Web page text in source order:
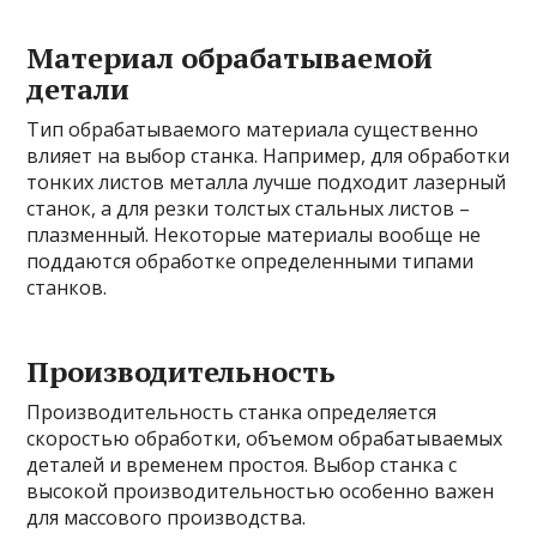
Материал обрабатываемой
детали
Тип обрабатываемого материала существенно
влияет на выбор станка. Например, для обработки
тонких листов металла лучше подходит лазерный
станок, а для резки толстых стальных листов –
плазменный. Некоторые материалы вообще не
поддаются обработке определенными типами
станков.
Производительность
Производительность станка определяется
скоростью обработки, объемом обрабатываемых
деталей и временем простоя. Выбор станка с
высокой производительностью особенно важен
для массового производства.